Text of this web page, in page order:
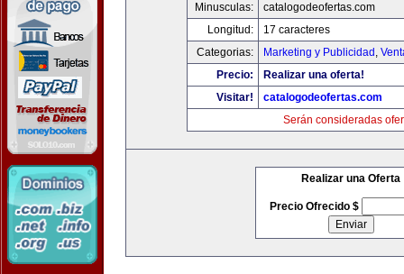
Minusculas:
catalogodeofertas.com
Longitud:
17 caracteres
Categorias:
Marketing y Publicidad ,
Precio:
Realizar una oferta!
Visitar!
catalogodeofertas.com
Serán consideradas
Realizar una Oferta
Precio Ofrecido $